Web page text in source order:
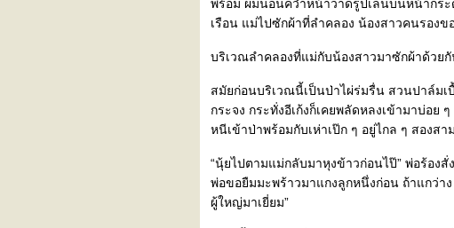
พร้อม ผมนอนคว่ำหน้าวาดรูปเล่นบนหน้ากร
เรือน แม่ไปซักผ้าที่ลำคลอง น้องสาวคนรอง
บริเวณลำคลองที่แม่กับน้องสาวมาซักผ้าด้วย
สมัยก่อนบริเวณนี้เป็นป่าไผ่ร่มรื่น สวนปาล์ม
กระจง กระทั่งอีเก้งก็เคยพลัดหลงเข้ามาบ่อย
หนีเข้าป่าพร้อมกับเห่าเป๊ก ๆ อยู่ไกล ๆ สองสา
“นุ้ยไปตามแม่กลับมาหุงข้าวก่อนไป๊” พ่อร้อง
พ่อขอยืมมะพร้าวมาแกงลูกหนึ่งก่อน ถ้าแกว่า
ผู้ใหญ่มาเยี่ยม”